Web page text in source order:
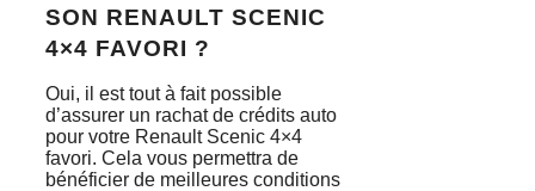
SON RENAULT SCENIC
4×4 FAVORI ?
Oui, il est tout à fait possible
d’assurer un rachat de crédits auto
pour votre Renault Scenic 4×4
favori. Cela vous permettra de
bénéficier de meilleures conditions